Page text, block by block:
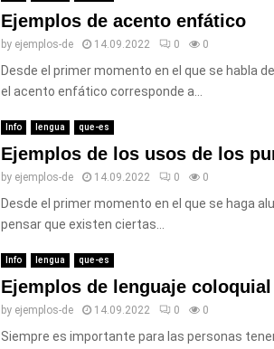
Ejemplos de acento enfático
by ejemplos-de 14.09.2022 0 0
Desde el primer momento en el que se habla
el acento enfático corresponde a...
Info lengua que-es
Ejemplos de los usos de los
by ejemplos-de 14.09.2022 0 0
Desde el primer momento en el que se haga
pensar que existen ciertas...
Info lengua que-es
Ejemplos de lenguaje coloquial
by ejemplos-de 14.09.2022 0 0
Siempre es importante para las personas